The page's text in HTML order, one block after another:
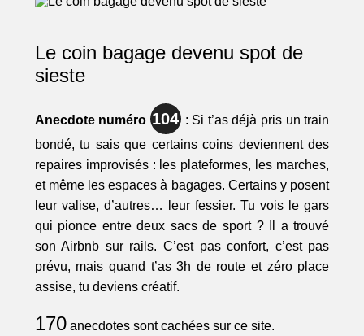
Le coin bagage devenu spot de
sieste
Anecdote numéro 104: Si t’as déjà pris un train
bondé, tu sais que certains coins deviennent des
repaires improvisés : les plateformes, les marches,
et même les espaces à bagages. Certains y posent
leur valise, d’autres… leur fessier. Tu vois le gars
qui pionce entre deux sacs de sport ? Il a trouvé
son Airbnb sur rails. C’est pas confort, c’est pas
prévu, mais quand t’as 3h de route et zéro place
assise, tu deviens créatif.
170anecdotes sont cachées sur ce site.